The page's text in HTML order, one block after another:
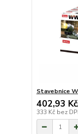
Stavebnice
402,93 Kč
333 Kč bez